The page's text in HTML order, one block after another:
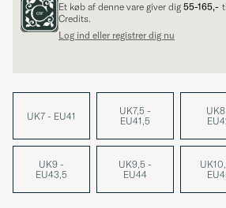
Et køb af denne vare giver dig 55-165,-
Credits.
Log ind eller registrer dig nu
UK7 - EU41
UK7,5 -
EU41,5
UK9 -
EU43,5
UK9,5 -
EU44